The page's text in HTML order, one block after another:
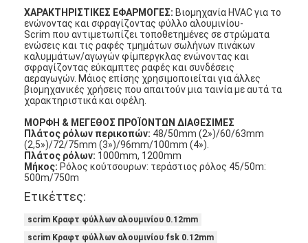
ΧΑΡΑΚΤΗΡΙΣΤΙΚΕΣ ΕΦΑΡΜΟΓΕΣ: Βιομηχανία HVAC για το
ενώνοντας και σφραγίζοντας φύλλο αλουμινίου-
Scrim που αντιμετωπίζει τοποθετημένες σε στρώματα
ενώσεις και τις ραφές τμημάτων σωλήνων πινάκων
καλυμμάτων/αγωγών φίμπεργκλας ενώνοντας και
σφραγίζοντας εύκαμπτες ραφές και συνδέσεις
αεραγωγών. Μάιος επίσης χρησιμοποιείται για άλλες
βιομηχανικές χρήσεις που απαιτούν μια ταινία με αυτά τα
χαρακτηριστικά και οφέλη.
ΜΟΡΦΗ & ΜΕΓΕΘΟΣ ΠΡΟΪΟΝΤΩΝ ΔΙΑΘΕΣΙΜΕΣ
Πλάτος ρόλων περικοπών: 48/50mm (2»)/60/63mm
(2,5»)/72/75mm (3»)/96mm/100mm (4»).
Πλάτος ρόλων: 1000mm, 1200mm
Μήκος: Ρόλος κούτσουρων: τεράστιος ρόλος 45/50m:
500m/750m
Ετικέττες:
scrim Κραφτ φύλλων αλουμινίου 0.12mm
scrim Κραφτ φύλλων αλουμινίου fsk 0.12mm